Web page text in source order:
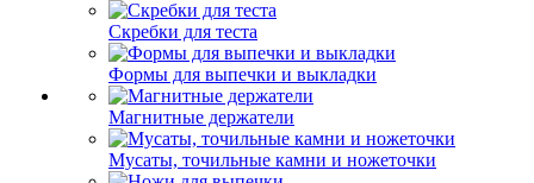
Скребки для теста
Формы для выпечки и выкладки
Магнитные держатели
Мусаты, точильные камни и ножеточки